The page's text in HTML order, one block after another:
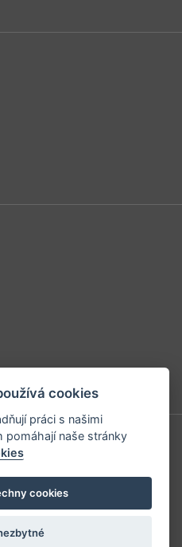
cookies
práci s našimi
pomáhají naše stránky
cookies